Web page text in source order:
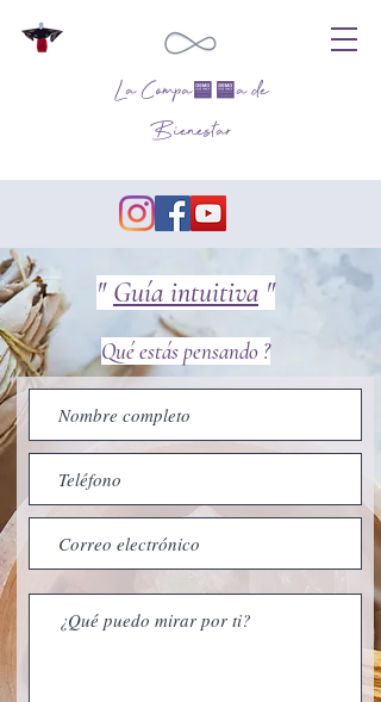
La Compañía de
Bienestar
" Guía intuitiva "
Qué estás pensando ?